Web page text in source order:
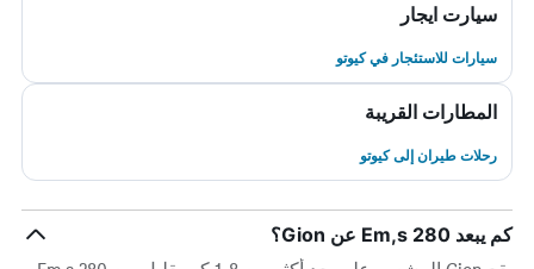
سيارت ايجار
سيارات للاستئجار في كيوتو
المطارات القريبة
رحلات طيران إلى كيوتو
كم يبعد Em,s 280 عن Gion؟